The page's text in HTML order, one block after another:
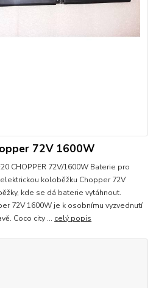
72V 1600W
CHOPPER 72V/1600W Baterie pro
koloběžku Chopper 72V
kde se dá baterie vytáhnout.
72V 1600W je k osobnímu vyzvednutí
Coco city ... celý popis